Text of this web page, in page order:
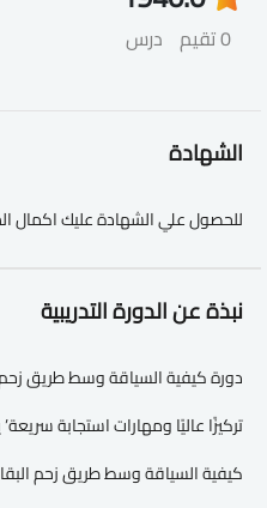
0 تقيم درس
الشهادة
للحصول علي الشهادة عليك اكمال
نبذة عن الدورة التدريبية
دورة كيفية السياقة وسط طريق
تركيزًا عاليًا ومهارات استجابة
كيفية السياقة وسط طريق زحم البقاء